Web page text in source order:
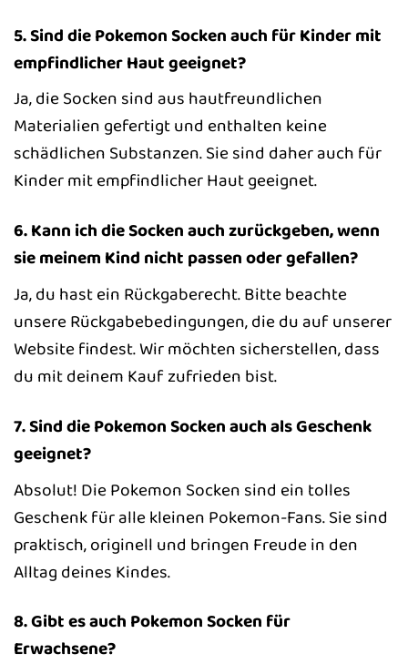
5. Sind die Pokemon Socken auch für Kinder mit
empfindlicher Haut geeignet?
Ja, die Socken sind aus hautfreundlichen
Materialien gefertigt und enthalten keine
schädlichen Substanzen. Sie sind daher auch für
Kinder mit empfindlicher Haut geeignet.
6. Kann ich die Socken auch zurückgeben, wenn
sie meinem Kind nicht passen oder gefallen?
Ja, du hast ein Rückgaberecht. Bitte beachte
unsere Rückgabebedingungen, die du auf unserer
Website findest. Wir möchten sicherstellen, dass
du mit deinem Kauf zufrieden bist.
7. Sind die Pokemon Socken auch als Geschenk
geeignet?
Absolut! Die Pokemon Socken sind ein tolles
Geschenk für alle kleinen Pokemon-Fans. Sie sind
praktisch, originell und bringen Freude in den
Alltag deines Kindes.
8. Gibt es auch Pokemon Socken für
Erwachsene?